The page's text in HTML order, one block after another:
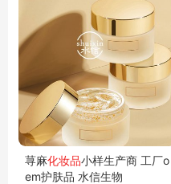
荨麻化妆品小样生产商 工厂o
em护肤品 水信生物